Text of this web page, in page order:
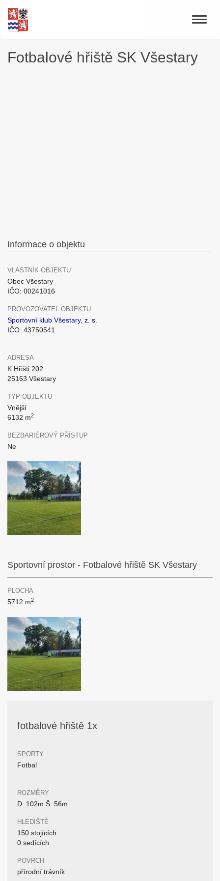
Toggle
Fotbalové hřiště SK Všestary
Informace o objektu
VLASTNÍK OBJEKTU
Obec Všestary
IČO: 00241016
PROVOZOVATEL OBJEKTU
Sportovní klub Všestary, z. s.
IČO: 43750541
ADRESA
K Hřišti 202
25163 Všestary
TYP OBJEKTU
Vnější
6132 m2
BEZBARIÉROVÝ PŘÍSTUP
Ne
Sportovní prostor - Fotbalové hřiště SK Všestary
PLOCHA
5712 m2
fotbalové hřiště 1x
SPORTY
Fotbal
ROZMĚRY
D: 102m Š: 56m
HLEDIŠTĚ
150 stojících
0 sedících
POVRCH
přírodní trávník